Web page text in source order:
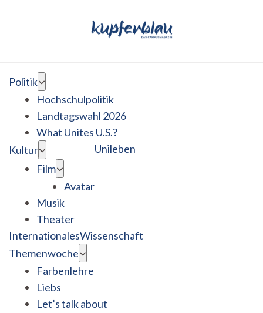
Politik
Hochschulpolitik
Landtagswahl 2026
What Unites U.S.?
Kultur
Film
Avatar
Musik
Theater
Unileben
InternationalesWissenschaft
Themenwoche
Farbenlehre
Liebs
Let’s talk about